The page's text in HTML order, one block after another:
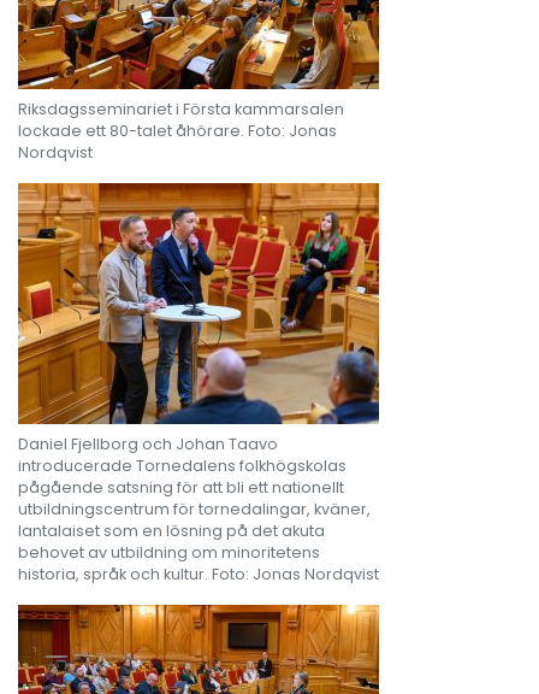
Riksdagsseminariet i Första kammarsalen
lockade ett 80-talet åhörare. Foto: Jonas
Nordqvist
Daniel Fjellborg och Johan Taavo
introducerade Tornedalens folkhögskolas
pågående satsning för att bli ett nationellt
utbildningscentrum för tornedalingar, kväner,
lantalaiset som en lösning på det akuta
behovet av utbildning om minoritetens
historia, språk och kultur. Foto: Jonas Nordqvist